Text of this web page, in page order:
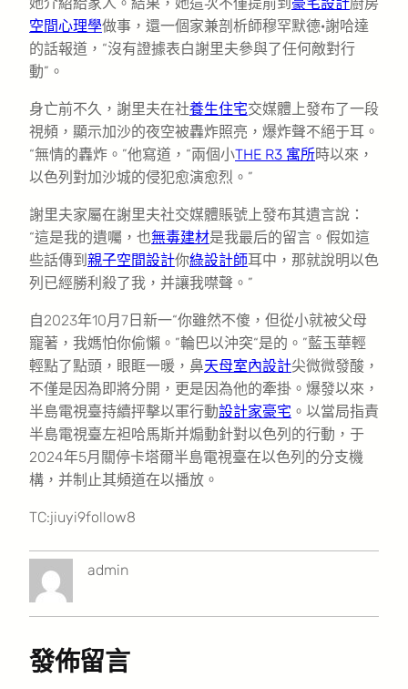
空間心理學做事，還一個家兼剖析師穆罕默德·謝哈達
的話報道，“沒有證據表白謝里夫參與了任何敵對行
動”。
身亡前不久，謝里夫在社養生住宅交媒體上發布了一段
視頻，顯示加沙的夜空被轟炸照亮，爆炸聲不絕于耳。
“無情的轟炸。”他寫道，“兩個小THE R3 寓所時以來，
以色列對加沙城的侵犯愈演愈烈。”
謝里夫家屬在謝里夫社交媒體賬號上發布其遺言說：
“這是我的遺囑，也無毒建材是我最后的留言。假如這
些話傳到 親子空間設計你綠設計師耳中，那就說明以色
列已經勝利殺了我，并讓我噤聲。”
自2023年10月7日新一“你雖然不傻，但從小就被父母
寵著，我媽怕你偷懶。”輪巴以沖突“是的。”藍玉華輕
輕點了點頭，眼眶一暖，鼻天母室內設計尖微微發酸，
不僅是因為即將分開，更是因為他的牽掛。爆發以來，
半島電視臺持續抨擊以軍行動設計家豪宅 。以當局指責
半島電視臺左袒哈馬斯并煽動針對以色列的行動，于
2024年5月關停卡塔爾半島電視臺在以色列的分支機
構，并制止其頻道在以播放。
TC:jiuyi9follow8
admin
發佈留言